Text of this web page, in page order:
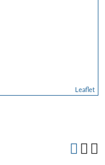
Leaflet